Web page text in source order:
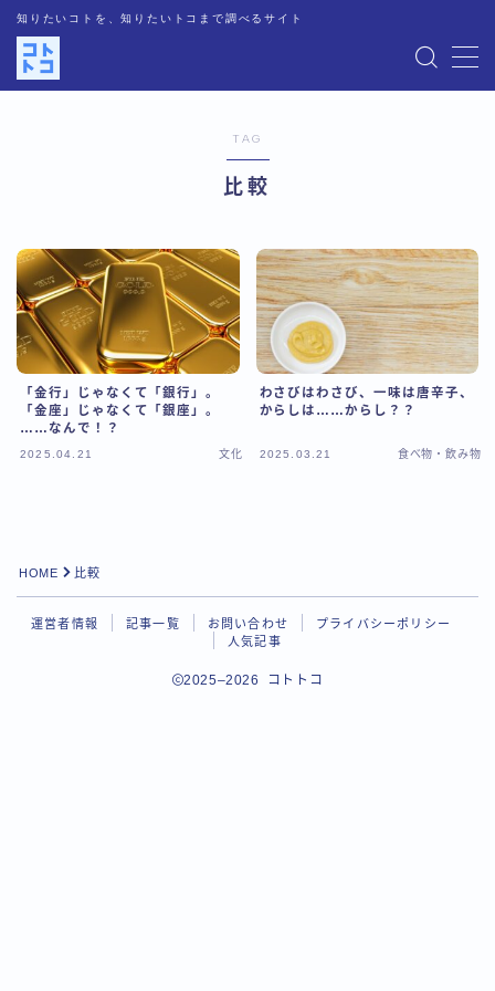
知りたいコトを、知りたいトコまで調べるサイト
MENU
お問い合わせ
プライバシーポリシー
人気記事
TAG
比較
「金行」じゃなくて「銀行」。
「金座」じゃなくて「銀座」。
……なんで！？
2025.04.21 文化
わさびはわさび、一味は唐辛子、
からしは……からし？？
2025.03.21 食べ物・飲み物
HOME 比較
運営者情報 記事一覧 お問い合わせ
プライバシーポリシー
人気記事
2025–2026 コトトコ